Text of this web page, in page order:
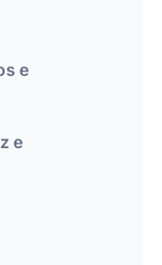
e
e